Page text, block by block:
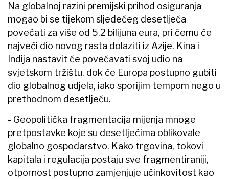
Na globalnoj razini premijski prihod osiguranja
mogao bi se tijekom sljedećeg desetljeća
povećati za više od 5,2 bilijuna eura, pri čemu će
najveći dio novog rasta dolaziti iz Azije. Kina i
Indija nastavit će povećavati svoj udio na
svjetskom tržištu, dok će Europa postupno gubiti
dio globalnog udjela, iako sporijim tempom nego u
prethodnom desetljeću.
- Geopolitička fragmentacija mijenja mnoge
pretpostavke koje su desetljećima oblikovale
globalno gospodarstvo. Kako trgovina, tokovi
kapitala i regulacija postaju sve fragmentiraniji,
otpornost postupno zamjenjuje učinkovitost kao